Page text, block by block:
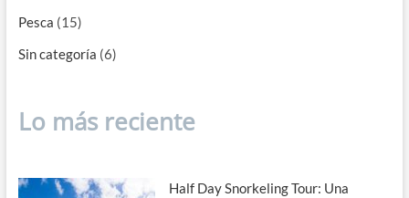
Pesca (15)
Sin categoría (6)
Lo más reciente
Half Day Snorkeling Tour: Una